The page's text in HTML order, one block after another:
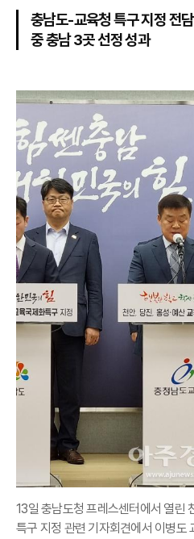
충남도-교육청 특구 지정 전
중 충남 3곳 선정 성과
13일 충남도청 프레스센터에서 열린
특구 지정 관련 기자회견에서 이병도